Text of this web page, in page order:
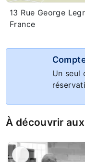
13 Rue George
France
Un seul
À découvrir